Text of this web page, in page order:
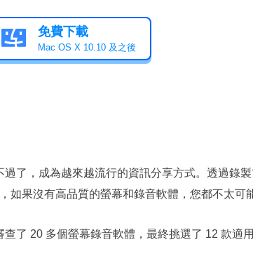
 免費下載
Mac OS X 10.10 及之後
了，成為越來越流行的資訊分享方式。透過錄
如果沒有高品質的螢幕和錄音軟體，您都不太可
了 20 多個螢幕錄音軟體，最終挑選了 12 款適